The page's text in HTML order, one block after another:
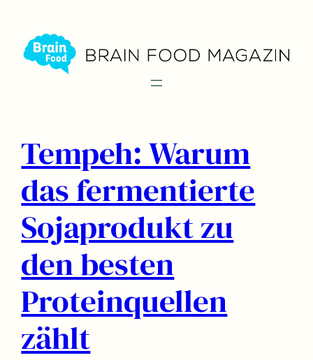
Inhalt
springen
Tempeh: Warum
das fermentierte
Sojaprodukt zu
den besten
Proteinquellen
zählt